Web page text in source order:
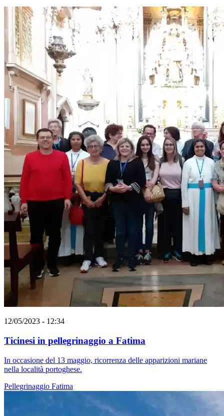
12/05/2023 - 12:34
Ticinesi in pellegrinaggio a Fatima
In occasione del 13 maggio, ricorrenza delle apparizioni mariane
nella località portoghese.
Pellegrinaggio Fatima